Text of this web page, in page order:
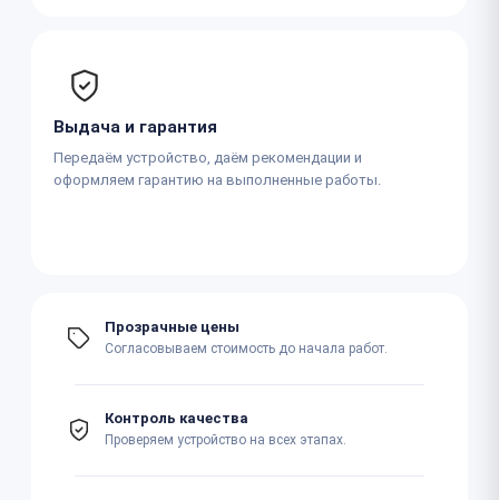
Выдача и гарантия
Передаём устройство, даём рекомендации и
оформляем гарантию на выполненные работы.
Прозрачные цены
Согласовываем стоимость до начала работ.
Контроль качества
Проверяем устройство на всех этапах.